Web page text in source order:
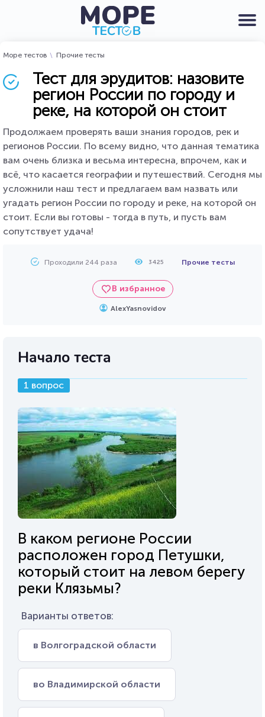
Море тестов Прочие тесты
Тест для эрудитов: назовите
регион России по городу и
реке, на которой он стоит
Продолжаем проверять ваши знания городов, рек и
регионов России. По всему видно, что данная тематика
вам очень близка и весьма интересна, впрочем, как и
всё, что касается географии и путешествий. Сегодня мы
усложнили наш тест и предлагаем вам назвать или
угадать регион России по городу и реке, на которой он
стоит. Если вы готовы - тогда в путь, и пусть вам
сопутствует удача!
Проходили 244 раза 3425 Прочие тесты
В избранное
AlexYasnovidov
Начало теста
1 вопрос
В каком регионе России
расположен город Петушки,
который стоит на левом берегу
реки Клязьмы?
Варианты ответов:
в Волгоградской области
во Владимирской области